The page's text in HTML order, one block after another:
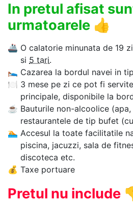
In pretul afisat
urmatoarele 👍
🚢 O calatorie minunata de 19
si 5 tari.
🛌 Cazarea la bordul navei in
🍽 3 mese pe zi ce pot fi
principale, disponibile la
☕ Bauturile non-alcoolice
restaurantele de tip bufet
🏊‍ Accesul la toate facilitatile
piscina, jacuzzi, sala de
discoteca etc.
💰 Taxe portuare
Pretul nu include